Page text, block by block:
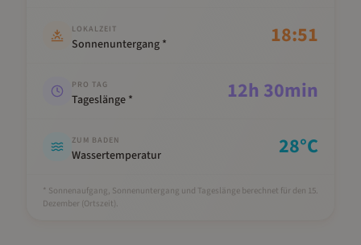
LOKALZEIT
Sonnenuntergang * 18:51
PRO TAG
Tageslänge * 12h 30min
ZUM BADEN
Wassertemperatur 28°C
* Sonnenaufgang, Sonnenuntergang und Tageslänge berechnet für den 15.
Dezember (Ortszeit).